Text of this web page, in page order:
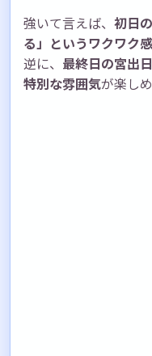
強いて言えば、 初日
る」というワクワク感
逆に、 最終日の宮出
特別な雰囲気が楽しめ